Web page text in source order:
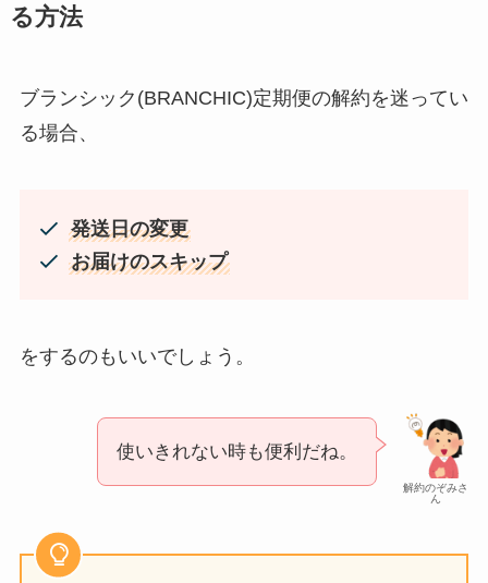
る方法
ブランシック(BRANCHIC)定期便の解約を迷ってい
る場合、
発送日の変更
お届けのスキップ
をするのもいいでしょう。
解約のぞみさ
ん
使いきれない時も便利だね。